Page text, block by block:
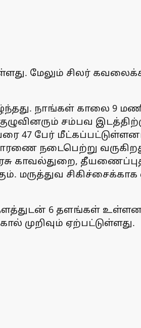
மேலும் சிலர்
நாங்கள் காலை 9
சம்பவ
47 பேர்
நடைபெற்று
காவல்துறை,
மருத்துவ
6 தளங்கள்
முறிவும் ஏற்பட்டுள்ளது.